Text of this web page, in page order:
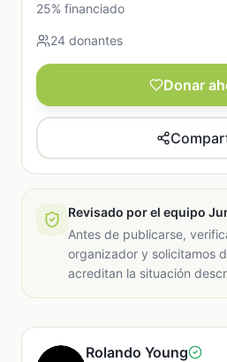
25% financiado
24 donantes
Donar
Revisado por el equipo
Antes de publicarse,
organizador y solicitamos
acreditan la situación
Rolando Young